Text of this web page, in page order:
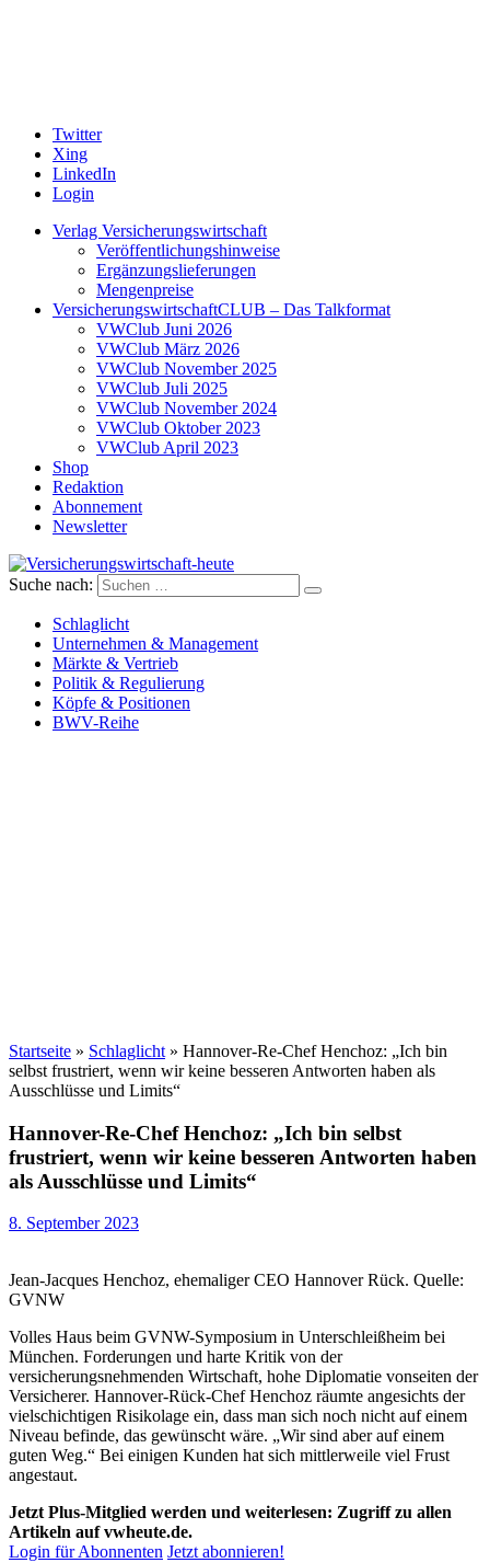
Twitter
Xing
LinkedIn
Login
Verlag Versicherungswirtschaft
Veröffentlichungshinweise
Ergänzungslieferungen
Mengenpreise
VersicherungswirtschaftCLUB – Das Talkformat
VWClub Juni 2026
VWClub März 2026
VWClub November 2025
VWClub Juli 2025
VWClub November 2024
VWClub Oktober 2023
VWClub April 2023
Shop
Redaktion
Abonnement
Newsletter
Versicherungswirtschaft-heute
Suche nach:
Schlaglicht
Unternehmen & Management
Märkte & Vertrieb
Politik & Regulierung
Köpfe & Positionen
BWV-Reihe
Startseite » Schlaglicht » Hannover-Re-Chef Henchoz: „Ich bin
selbst frustriert, wenn wir keine besseren Antworten haben als
Ausschlüsse und Limits“
Hannover-Re-Chef Henchoz: „Ich bin selbst
frustriert, wenn wir keine besseren Antworten haben
als Ausschlüsse und Limits“
8. September 2023
Jean-Jacques Henchoz, ehemaliger CEO Hannover Rück. Quelle:
GVNW
Volles Haus beim GVNW-Symposium in Unterschleißheim bei
München. Forderungen und harte Kritik von der
versicherungsnehmenden Wirtschaft, hohe Diplomatie vonseiten der
Versicherer. Hannover-Rück-Chef Henchoz räumte angesichts der
vielschichtigen Risikolage ein, dass man sich noch nicht auf einem
Niveau befinde, das gewünscht wäre. „Wir sind aber auf einem
guten Weg.“ Bei einigen Kunden hat sich mittlerweile viel Frust
angestaut.
Jetzt Plus-Mitglied werden und weiterlesen: Zugriff zu allen
Artikeln auf vwheute.de.
Login für Abonnenten Jetzt abonnieren!